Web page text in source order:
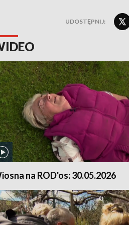
UDOSTĘPNIJ:
na ROD'os: 30.05.2026